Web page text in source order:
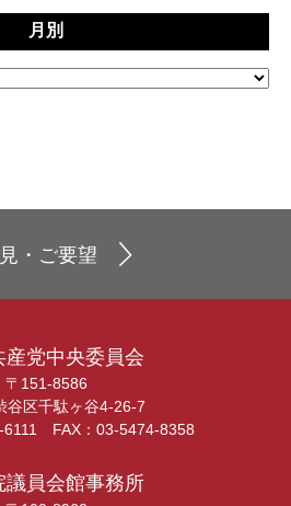
月別
・ご要望
産党中央委員会
〒151-8586
谷区千駄ヶ谷4-26-7
6111 FAX：03-5474-8358
議員会館事務所